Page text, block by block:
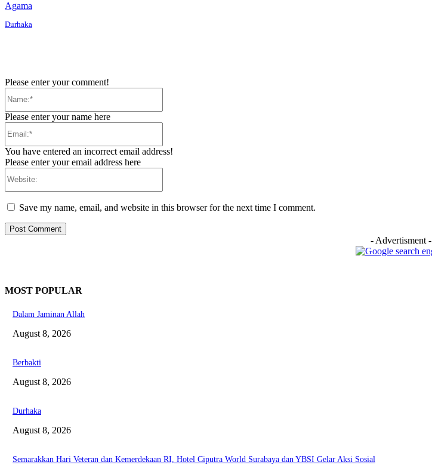
Agama
Durhaka
Please enter your comment!
Please enter your name here
You have entered an incorrect email address!
Please enter your email address here
Save my name, email, and website in this browser for the next time I comment.
- Advertisment -
MOST POPULAR
Dalam Jaminan Allah
August 8, 2026
Berbakti
August 8, 2026
Durhaka
August 8, 2026
Semarakkan Hari Veteran dan Kemerdekaan RI, Hotel Ciputra World Surabaya dan YBSI Gelar Aksi Sosial